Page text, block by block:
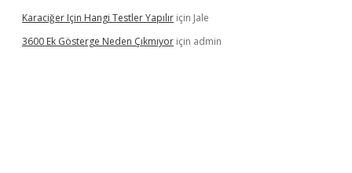
Karaciğer Için Hangi Testler Yapılır için Jale
3600 Ek Gösterge Neden Çıkmıyor için admin